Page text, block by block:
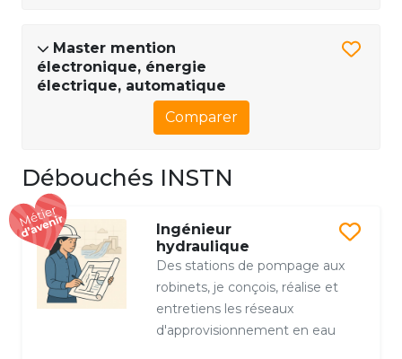
Master mention
électronique, énergie
électrique, automatique
Comparer
Débouchés INSTN
Ingénieur
hydraulique
Des stations de pompage aux
robinets, je conçois, réalise et
entretiens les réseaux
d'approvisionnement en eau